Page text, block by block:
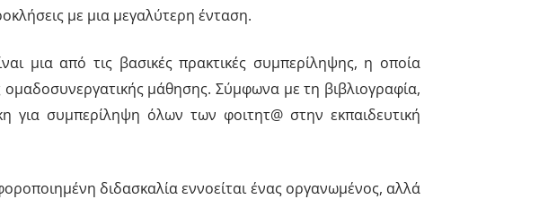
με μια μεγαλύτερη ένταση.
μια από τις βασικές πρακτικές συμπερίληψης, η οποία
ομαδοσυνεργατικής μάθησης. Σύμφωνα με τη βιβλιογραφία,
συμπερίληψη όλων των φοιτητ@ στην εκπαιδευτική
διδασκαλία εννοείται ένας οργανωμένος, αλλά